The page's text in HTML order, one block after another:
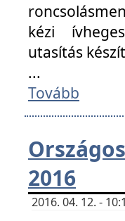
kézi
utasítás
...
Tovább
2016
2016. 04. 12. -